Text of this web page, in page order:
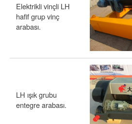
Elektrikli vinçli LH
hafif grup vinç
arabası.
LH ışık grubu
entegre arabası.